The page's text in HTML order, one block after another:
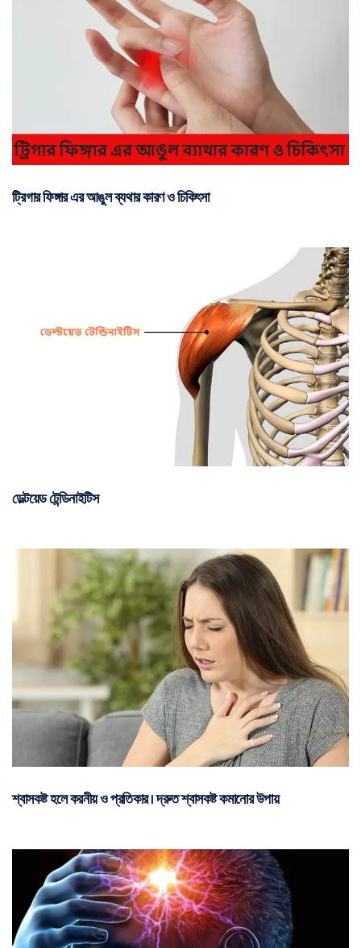
ট্রিগার ফিঙ্গার এর আঙুল ব্যথার কারণ ও চিকিৎসা
ডেল্টয়েড টেন্ডিনাইটিস
শ্বাসকষ্ট হলে করনীয় ও প্রতিকার | দ্রুত শ্বাসকষ্ট কমানোর উপায়